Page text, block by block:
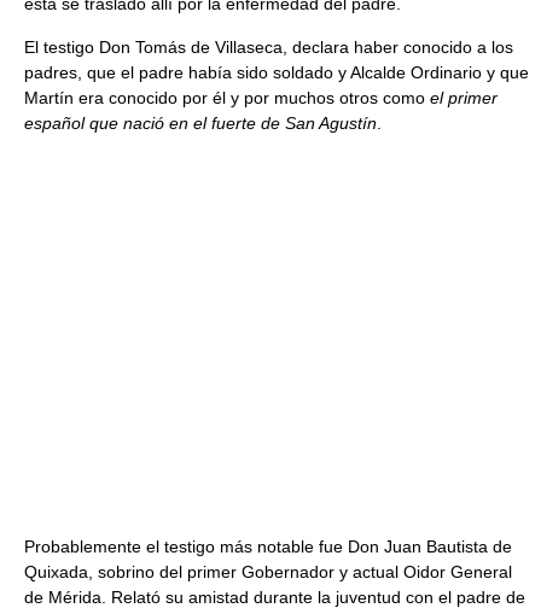
El testigo Don Tomás de Villaseca, declara haber conocido a los
padres, que el padre había sido soldado y Alcalde Ordinario y que
Martín era conocido por él y por muchos otros como el primer
español que nació en el fuerte de San Agustín
Probablemente el testigo más notable fue Don Juan Bautista de
Quixada, sobrino del primer Gobernador y actual Oidor General
de Mérida. Relató su amistad durante la juventud con el padre de